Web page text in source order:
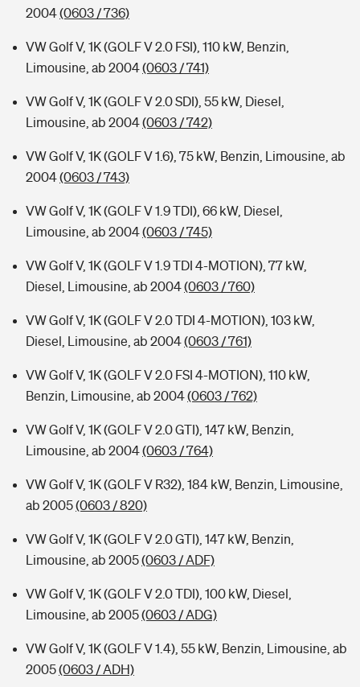
2004(0603 / 736)
VW Golf V, 1K (GOLF V 2.0 FSI), 110 kW, Benzin,
Limousine, ab 2004(0603 / 741)
VW Golf V, 1K (GOLF V 2.0 SDI), 55 kW, Diesel,
Limousine, ab 2004(0603 / 742)
VW Golf V, 1K (GOLF V 1.6), 75 kW, Benzin, Limousine, ab
2004(0603 / 743)
VW Golf V, 1K (GOLF V 1.9 TDI), 66 kW, Diesel,
Limousine, ab 2004(0603 / 745)
VW Golf V, 1K (GOLF V 1.9 TDI 4-MOTION), 77 kW,
Diesel, Limousine, ab 2004(0603 / 760)
VW Golf V, 1K (GOLF V 2.0 TDI 4-MOTION), 103 kW,
Diesel, Limousine, ab 2004(0603 / 761)
VW Golf V, 1K (GOLF V 2.0 FSI 4-MOTION), 110 kW,
Benzin, Limousine, ab 2004(0603 / 762)
VW Golf V, 1K (GOLF V 2.0 GTI), 147 kW, Benzin,
Limousine, ab 2004(0603 / 764)
VW Golf V, 1K (GOLF V R32), 184 kW, Benzin, Limousine,
ab 2005(0603 / 820)
VW Golf V, 1K (GOLF V 2.0 GTI), 147 kW, Benzin,
Limousine, ab 2005(0603 / ADF)
VW Golf V, 1K (GOLF V 2.0 TDI), 100 kW, Diesel,
Limousine, ab 2005(0603 / ADG)
VW Golf V, 1K (GOLF V 1.4), 55 kW, Benzin, Limousine, ab
2005(0603 / ADH)